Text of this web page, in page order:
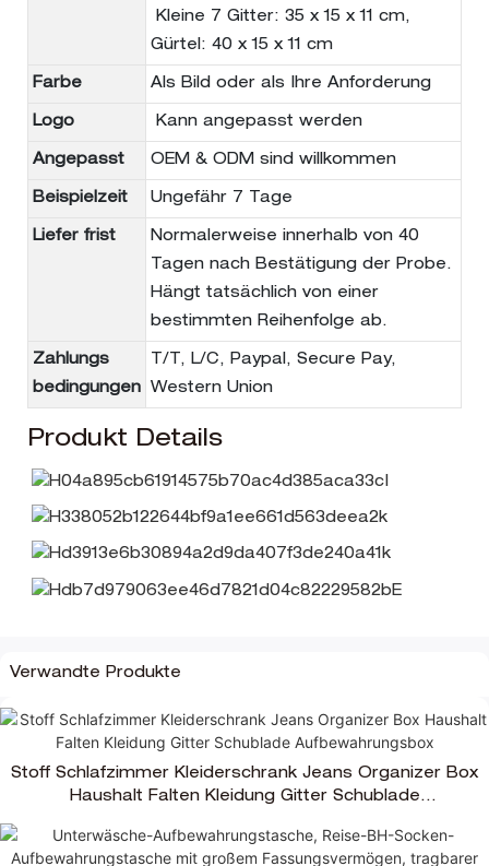
Kleine 7 Gitter: 35 x 15 x 11 cm,
Gürtel: 40 x 15 x 11 cm
Farbe Als Bild oder als Ihre Anforderung
Logo Kann angepasst werden
Angepasst OEM & ODM sind willkommen
Beispielzeit Ungefähr 7 Tage
Liefer frist
Normalerweise innerhalb von 40
Tagen nach Bestätigung der Probe.
Hängt tatsächlich von einer
bestimmten Reihenfolge ab.
Zahlungs
bedingungen
T/T, L/C, Paypal, Secure Pay,
Western Union
Produkt Details
Verwandte Produkte
Stoff Schlafzimmer Kleiderschrank Jeans Organizer Box
Haushalt Falten Kleidung Gitter Schublade